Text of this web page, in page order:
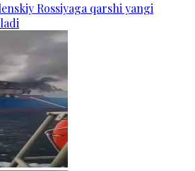
Rossiyaga qarshi yangi